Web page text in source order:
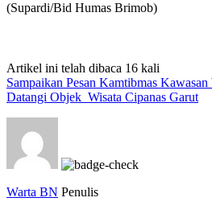
(Supardi/Bid Humas Brimob)
Artikel ini telah dibaca 16 kali
Sampaikan Pesan Kamtibmas
Datangi Objek Wisata Cipanas Garut
Warta BN Penulis